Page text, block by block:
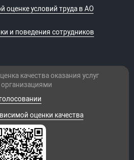
оценке условий труда в АО
и поведения сотрудников
качества оказания услуг
оценки качества